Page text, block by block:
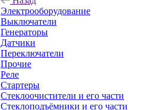
Электрооборудование
Выключатели
Генераторы
Датчики
Переключатели
Прочие
Реле
Стартеры
Стеклоочистители и его части
Стеклоподъёмники и его части